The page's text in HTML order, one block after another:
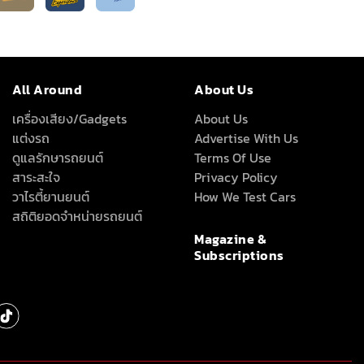
All Around
เครื่องเสียง/Gadgets
แต่งรถ
ดูแลรักษารถยนต์
สาระสะใจ
วาไรตี้ยานยนต์
สถิติยอดจำหน่ายรถยนต์
About Us
About Us
Advertise With Us
Terms Of Use
Privacy Policy
How We Test Cars
Magazine &
Subscriptions